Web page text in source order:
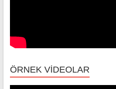
ÖRNEK VİDEOLAR